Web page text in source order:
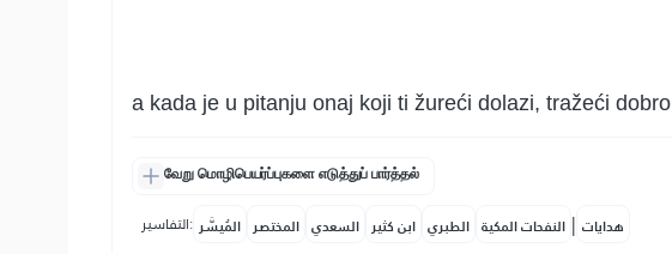
a kada je u pitanju onaj koji ti žureći dolazi, tražeći dobro
வேறு மொழிபெயர்ப்புகளை எடுத்துப் பார்த்தல்
التفاسير: المُيسَّر المختصر السعدي ابن كثير الطبري النفحات المكية | هدايات